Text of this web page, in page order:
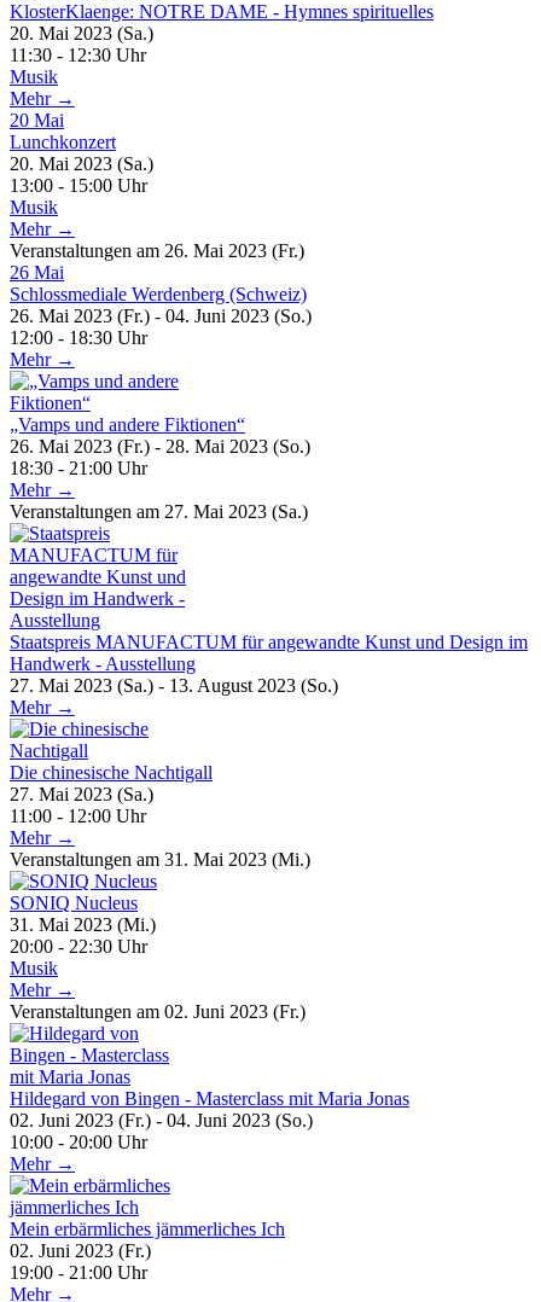
KlosterKlaenge: NOTRE DAME - Hymnes spirituelles
20. Mai 2023 (Sa.)
11:30 - 12:30 Uhr
Musik
Mehr →
20 Mai
Lunchkonzert
20. Mai 2023 (Sa.)
13:00 - 15:00 Uhr
Musik
Mehr →
Veranstaltungen am 26. Mai 2023 (Fr.)
26 Mai
Schlossmediale Werdenberg (Schweiz)
26. Mai 2023 (Fr.) - 04. Juni 2023 (So.)
12:00 - 18:30 Uhr
Mehr →
„Vamps und andere Fiktionen“
26. Mai 2023 (Fr.) - 28. Mai 2023 (So.)
18:30 - 21:00 Uhr
Mehr →
Veranstaltungen am 27. Mai 2023 (Sa.)
Staatspreis MANUFACTUM für angewandte Kunst und Design im
Handwerk - Ausstellung
27. Mai 2023 (Sa.) - 13. August 2023 (So.)
Mehr →
Die chinesische Nachtigall
27. Mai 2023 (Sa.)
11:00 - 12:00 Uhr
Mehr →
Veranstaltungen am 31. Mai 2023 (Mi.)
SONIQ Nucleus
31. Mai 2023 (Mi.)
20:00 - 22:30 Uhr
Musik
Mehr →
Veranstaltungen am 02. Juni 2023 (Fr.)
Hildegard von Bingen - Masterclass mit Maria Jonas
02. Juni 2023 (Fr.) - 04. Juni 2023 (So.)
10:00 - 20:00 Uhr
Mehr →
Mein erbärmliches jämmerliches Ich
02. Juni 2023 (Fr.)
19:00 - 21:00 Uhr
Mehr →